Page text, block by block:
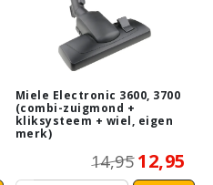
Miele Electronic 3600, 3700
(combi-zuigmond +
kliksysteem + wiel, eigen
merk)
14,95 12,95